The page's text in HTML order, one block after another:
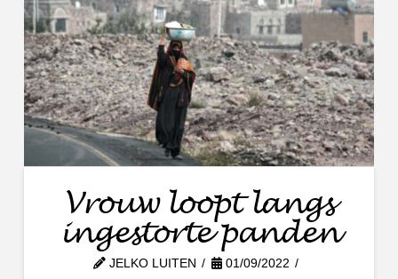
Vrouw loopt langs
ingestorte panden
JELKO LUITEN 01/09/2022